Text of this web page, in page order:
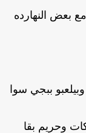
النهارده
ببجي سوا
وحريم بقا